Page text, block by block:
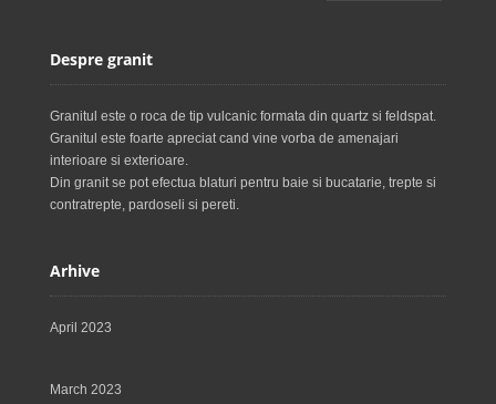
Despre granit
Granitul este o roca de tip vulcanic formata din quartz si feldspat.
Granitul este foarte apreciat cand vine vorba de amenajari
interioare si exterioare.
Din granit se pot efectua blaturi pentru baie si bucatarie, trepte si
contratrepte, pardoseli si pereti.
Arhive
April 2023
March 2023